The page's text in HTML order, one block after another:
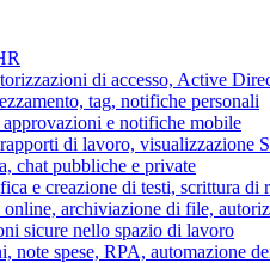
di accesso, Active
tag, notifiche personali
e notifiche mobile
di lavoro, visualizzazione
chat pubbliche e private
e creazione di testi, scrittura di
archiviazione di file,
sicure nello spazio di lavoro
note spese, RPA, automazione